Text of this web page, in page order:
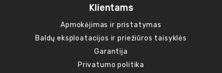
Klientams
Apmokėjimas ir pristatymas
Baldų eksploatacijos ir priežiūros taisyklės
Garantija
Privatumo politika